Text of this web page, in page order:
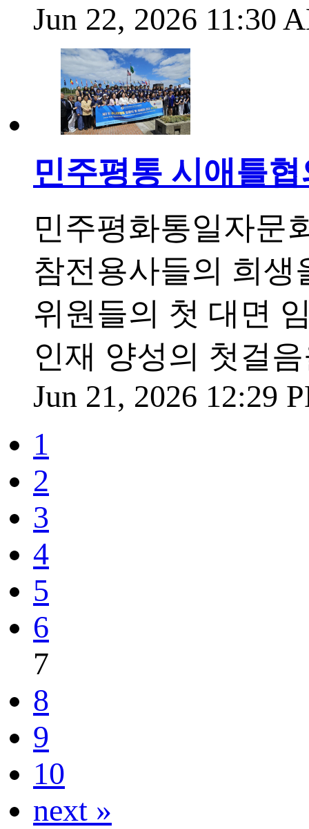
Jun 22, 2026 11:30
민주평통 시애틀
민주평화통일자문
참전용사들의 희생
위원들의 첫 대면
인재 양성의 첫걸
Jun 21, 2026 12:29
1
2
3
4
5
6
7
8
9
10
next »